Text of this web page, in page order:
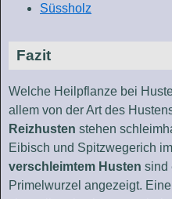
Süssholz
Fazit
Welche Heilpflanze bei
allem von der Art des
Reizhusten stehen
Eibisch und Spitzwegerich
verschleimtem Husten sind
Primelwurzel angezeigt.